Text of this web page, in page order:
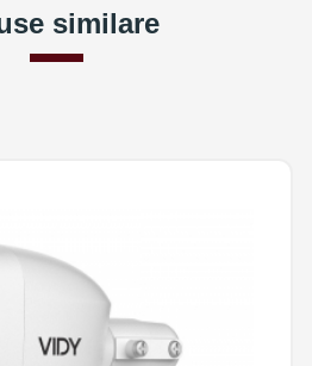
similare